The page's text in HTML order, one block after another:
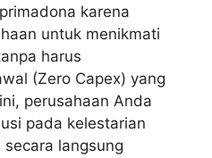
karena
untuk menikmati
harus
(Zero Capex) yang
perusahaan Anda
pada kelestarian
langsung